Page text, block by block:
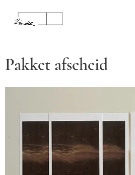
Pakket afscheid